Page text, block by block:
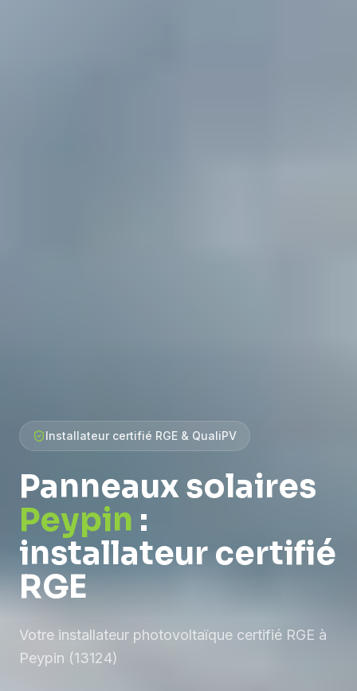
Installateur certifié RGE & QualiPV
Panneaux solaires
Peypin :
installateur certifié
RGE
Votre installateur photovoltaïque certifié RGE à
Peypin (13124)